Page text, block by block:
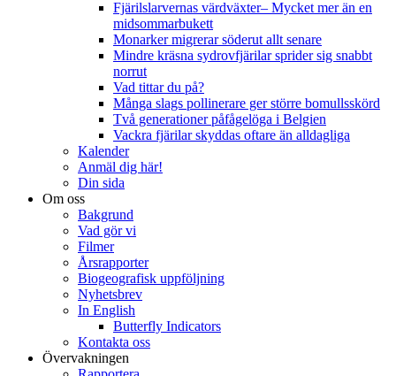
Fjärilslarvernas värdväxter– Mycket mer än en
midsommarbukett
Monarker migrerar söderut allt senare
Mindre kräsna sydrovfjärilar sprider sig snabbt
norrut
Vad tittar du på?
Många slags pollinerare ger större bomullsskörd
Två generationer påfågelöga i Belgien
Vackra fjärilar skyddas oftare än alldagliga
Kalender
Anmäl dig här!
Din sida
Om oss
Bakgrund
Vad gör vi
Filmer
Årsrapporter
Biogeografisk uppföljning
Nyhetsbrev
In English
Butterfly Indicators
Kontakta oss
Övervakningen